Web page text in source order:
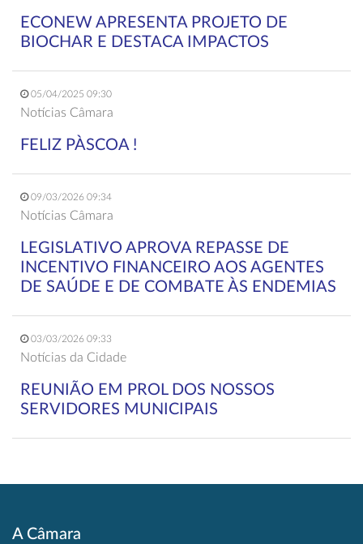
ECONEW APRESENTA PROJETO DE
BIOCHAR E DESTACA IMPACTOS
05/04/2025 09:30
Notícias Câmara
FELIZ PÀSCOA !
09/03/2026 09:34
Notícias Câmara
LEGISLATIVO APROVA REPASSE DE
INCENTIVO FINANCEIRO AOS AGENTES
DE SAÚDE E DE COMBATE ÀS ENDEMIAS
03/03/2026 09:33
Notícias da Cidade
REUNIÃO EM PROL DOS NOSSOS
SERVIDORES MUNICIPAIS
A Câmara